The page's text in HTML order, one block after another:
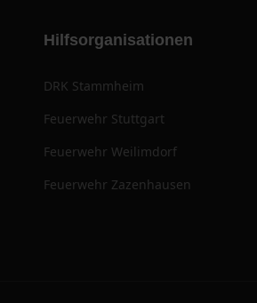
Hilfsorganisationen
DRK Stammheim
Feuerwehr Stuttgart
Feuerwehr Weilimdorf
Feuerwehr Zazenhausen